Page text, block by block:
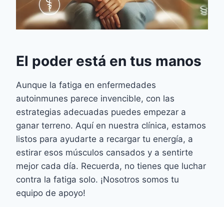
El poder está en tus manos
Aunque la fatiga en enfermedades
autoinmunes parece invencible, con las
estrategias adecuadas puedes empezar a
ganar terreno. Aquí en nuestra clínica, estamos
listos para ayudarte a recargar tu energía, a
estirar esos músculos cansados y a sentirte
mejor cada día. Recuerda, no tienes que luchar
contra la fatiga solo. ¡Nosotros somos tu
equipo de apoyo!